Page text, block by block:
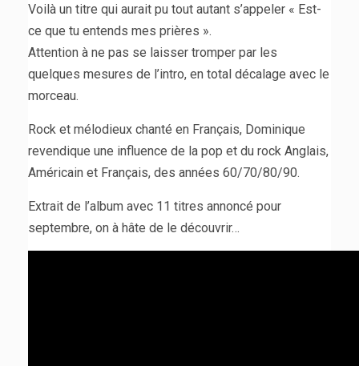
Voilà un titre qui aurait pu tout autant s’appeler « Est-
ce que tu entends mes prières ».
Attention à ne pas se laisser tromper par les
quelques mesures de l’intro, en total décalage avec le
morceau.
Rock et mélodieux chanté en Français, Dominique
revendique une influence de la pop et du rock Anglais,
Américain et Français, des années 60/70/80/90.
Extrait de l’album avec 11 titres annoncé pour
septembre, on à hâte de le découvrir…